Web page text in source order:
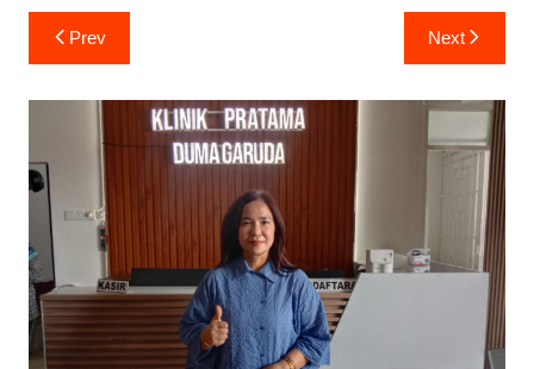
Navigasi
pos
Prev Next